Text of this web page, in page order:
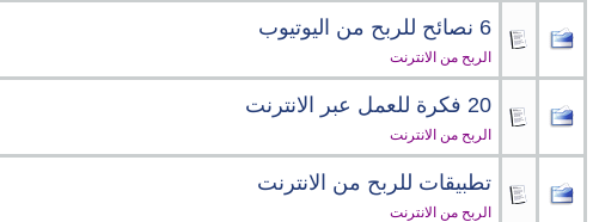
6 نصائح للربح من اليوتيوب
الربح من الانترنت
20 فكرة للعمل عبر الانترنت
الربح من الانترنت
تطبيقات للربح من الانترنت
الربح من الانترنت